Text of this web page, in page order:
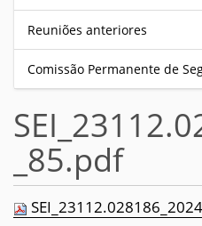
Reuniões anteriores
Comissão Permanente de
_85.pdf